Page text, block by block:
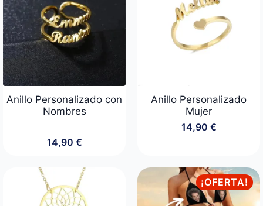
Anillo Personalizado con
Nombres
14,90 €
Anillo Personalizado
Mujer
14,90 €
¡OFERTA!